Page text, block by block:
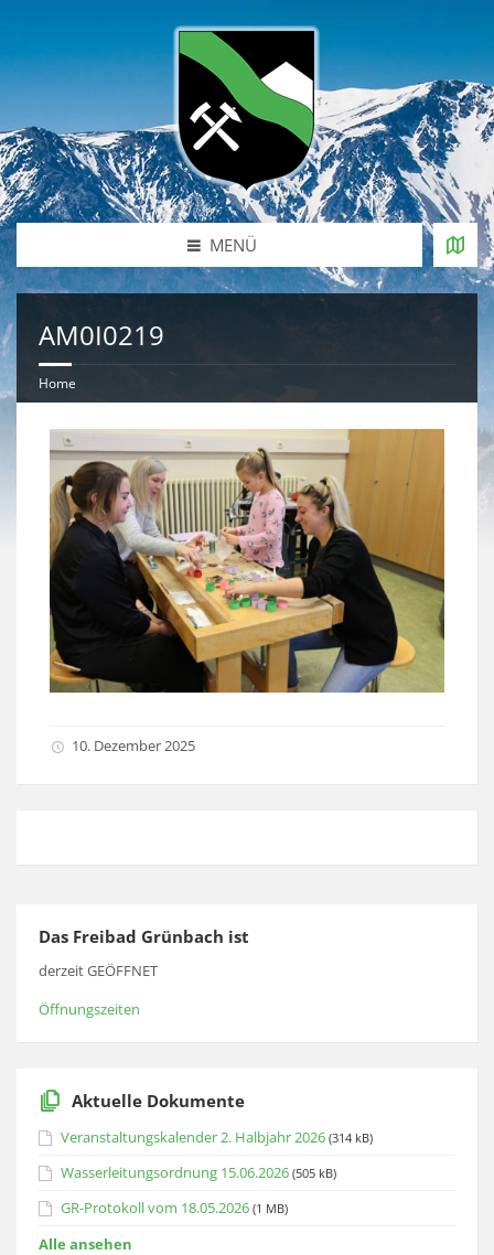
MENÜ
AM0I0219
Home
10. Dezember 2025
Das Freibad Grünbach ist
derzeit GEÖFFNET
Öffnungszeiten
Aktuelle Dokumente
Veranstaltungskalender 2. Halbjahr 2026 (314 kB)
Wasserleitungsordnung 15.06.2026 (505 kB)
GR-Protokoll vom 18.05.2026 (1 MB)
Alle ansehen